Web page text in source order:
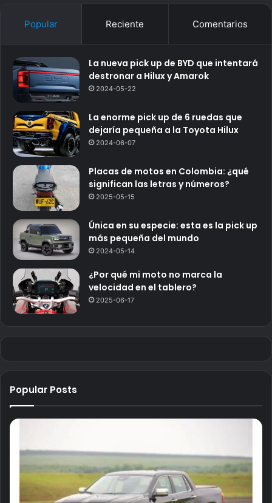
Popular Reciente Comentarios
La nueva pick up de BYD que intentará
destronar a Hilux y Amarok
2024-05-22
La enorme pick up de 6 ruedas que
dejaría pequeña a la Toyota Hilux
2024-06-07
Placas de motos en Colombia: ¿qué
significan las letras y números?
2025-05-15
Única en su especie: esta es la pick up
más pequeña del mundo
2024-05-14
¿Por qué mi moto no marca la
velocidad en el tablero?
2025-06-17
Popular Posts